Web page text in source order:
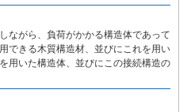
ながら、負荷がかかる構造体であって
できる木質構造材、並びにこれを用い
用いた構造体、並びにこの接続構造の